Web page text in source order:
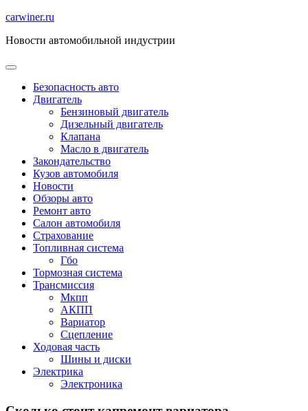
Перейти
содержимому
carwiner.ru
Новости автомобильной индустрии
Безопасность авто
Двигатель
Бензиновый двигатель
Дизельный двигатель
Клапана
Масло в двигатель
Закондательство
Кузов автомобиля
Новости
Обзоры авто
Ремонт авто
Салон автомобиля
Страхование
Топливная система
Гбо
Тормозная система
Трансмиссия
Мкпп
АКПП
Вариатор
Сцепление
Ходовая часть
Шины и диски
Электрика
Электроника